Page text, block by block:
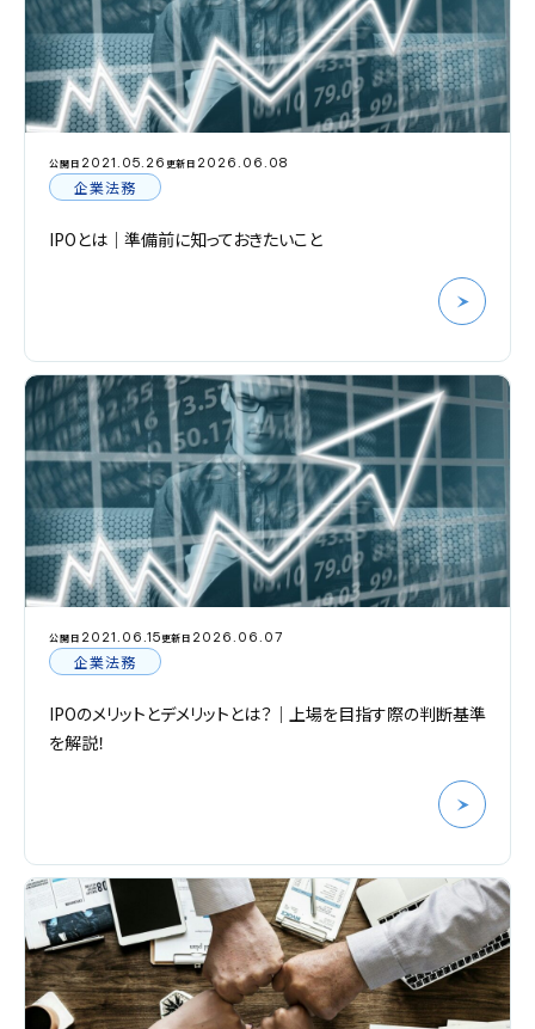
公開日 2021.05.26 更新日 2026.06.08
企業法務
IPOとは｜準備前に知っておきたいこと
公開日 2021.06.15更新日 2026.06.07
企業法務
IPOのメリットとデメリットとは？｜上場を目指す際の判断基準
を解説！